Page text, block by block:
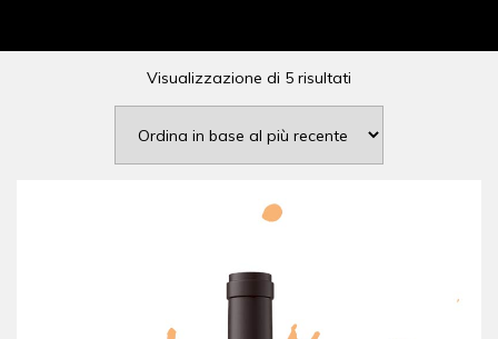
Visualizzazione di 5 risultati